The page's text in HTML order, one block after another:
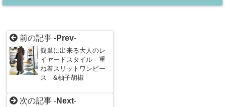
前の記事 -Prev-
簡単に出来る大人のレ
イヤードスタイル 重
ね着スリットワンピー
ス &柚子胡椒
次の記事 -Next-